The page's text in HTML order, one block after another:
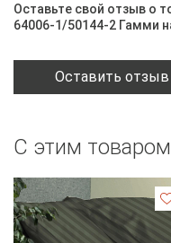
Оставьте свой отзыв о
64006-1/50144-2 Гамми
Оставить отзыв
С этим